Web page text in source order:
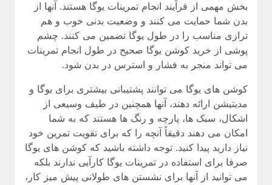
بخش مهمی از فرآیند انجام تمرینات یوگا هستند. آنها از
بدن شما حمایت می کنند و وضعیت بدنی خوب و هم
ترازی مناسب را در طول یوگا تضمین می کنند. چشم
پوشی از خرید کوشن یوگا صحیح در طول انجام تمرینات
می تواند منجر به فشار و استرس در بدن شود.
کوشن های یوگا می توانند پشتیبانی بیشتری برای یوگا و
مدیتیشن ارائه دهند، آنها همچنین در طیف وسیعی از
اشکال، سبک ها، پارچه و رنگ ها هستند که به شما
امکان می دهند دقیقاً آنچه را که برای تقویت تمرین خود
نیاز دارید پیدا کنید. توجه داشته باشید که کوشن های یوگا
صرفا برای استفاده در تمرینات یوگا کارآیی ندارند بلکه
می توانید از آنها برای نشستن های طولانی پیش میز کار،